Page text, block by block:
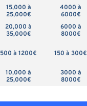
15,000 à
25,000€
4000 à
6000€
20,000 à
35,000€
6000 à
8000€
500 à 1200€ 150 à 300€
10,000 à
25,000€
3000 à
8000€